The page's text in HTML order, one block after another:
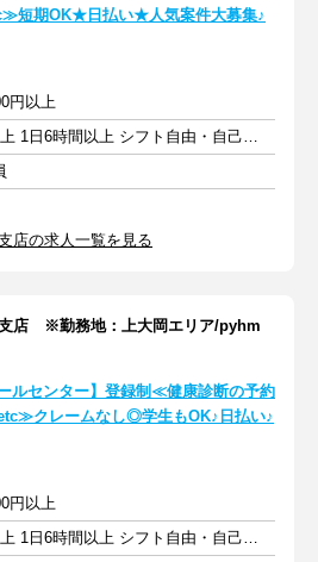
短期OK★日払い★人気案件大募集♪
円以上
週2日以上 1日6時間以上 シフト自由・自己申告
店の求人一覧を見る
店 ※勤務地：上大岡エリア/pyhm
ールセンター】登録制≪健康診断の予約
クレームなし◎学生もOK♪日払い♪
円以上
週2日以上 1日6時間以上 シフト自由・自己申告